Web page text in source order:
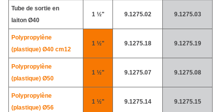
Tube de sortie en
laiton Ø40
1 ½" 9.1275.02 9.1275.03
Polypropylène
(plastique) Ø40 cm12
1 ½" 9.1275.18 9.1275.19
Polypropylène
(plastique) Ø50
1 ½" 9.1275.07 9.1275.08
Polypropylène
(plastique) Ø56
1 ½" 9.1275.14 9.1275.15